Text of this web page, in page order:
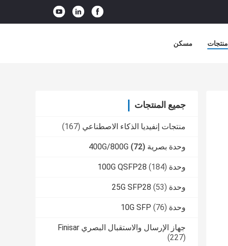
مسكن منتجات
جميع المنتجات
منتجات إنفيديا الذكاء الاصطناعي (167)
وحدة بصرية 400G/800G (72)
وحدة 100G QSFP28 (184)
وحدة 25G SFP28 (53)
وحدة 10G SFP (76)
جهاز الإرسال والاستقبال البصري Finisar
(227)